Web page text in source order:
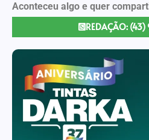
Aconteceu algo e quer
REDAÇÃO: (43)